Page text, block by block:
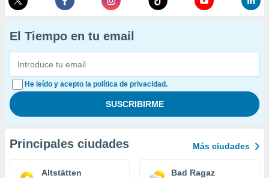
El Tiempo en tu email
He leído y acepto la política de privacidad.
Principales ciudades Más ciudades
Altstätten Bad Ragaz